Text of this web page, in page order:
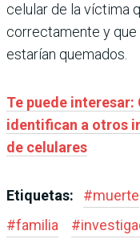
celular de la víctima
correctamente y que
estarían quemados.
Te puede interesar:
identifican a otros
de celulares
Etiquetas: #muerte
#familia #